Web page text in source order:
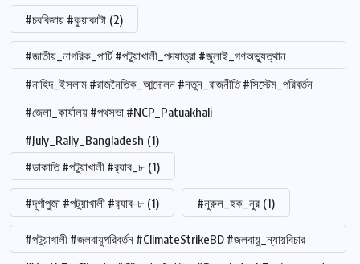
#চরবিজায় #কুয়াকাটা (2)
#জাতীয়_নাগরিক_পার্টি #পটুয়াখালী_পদযাত্রা #জুলাই_গণঅভ্যুত্থান
#নাহিদ_ইসলাম #রাজনৈতিক_আন্দোলন #নতুন_রাজনীতি #সিস্টেম_পরিবর্তন
#জেলা_কার্যালয় #পথসভা #NCP_Patuakhali
#July_Rally_Bangladesh (1)
#ডাকাতি #পটুয়াখালী #র‍্যাব_৮ (1)
#দূর্গাপুজা #পটুয়াখালী #র‍্যাব-৮ (1) #নুরুল_হক_নুর (1)
#পটুয়াখালী #জলবায়ুপরিবর্তন #ClimateStrikeBD #জলবায়ু_ন্যায়বিচার